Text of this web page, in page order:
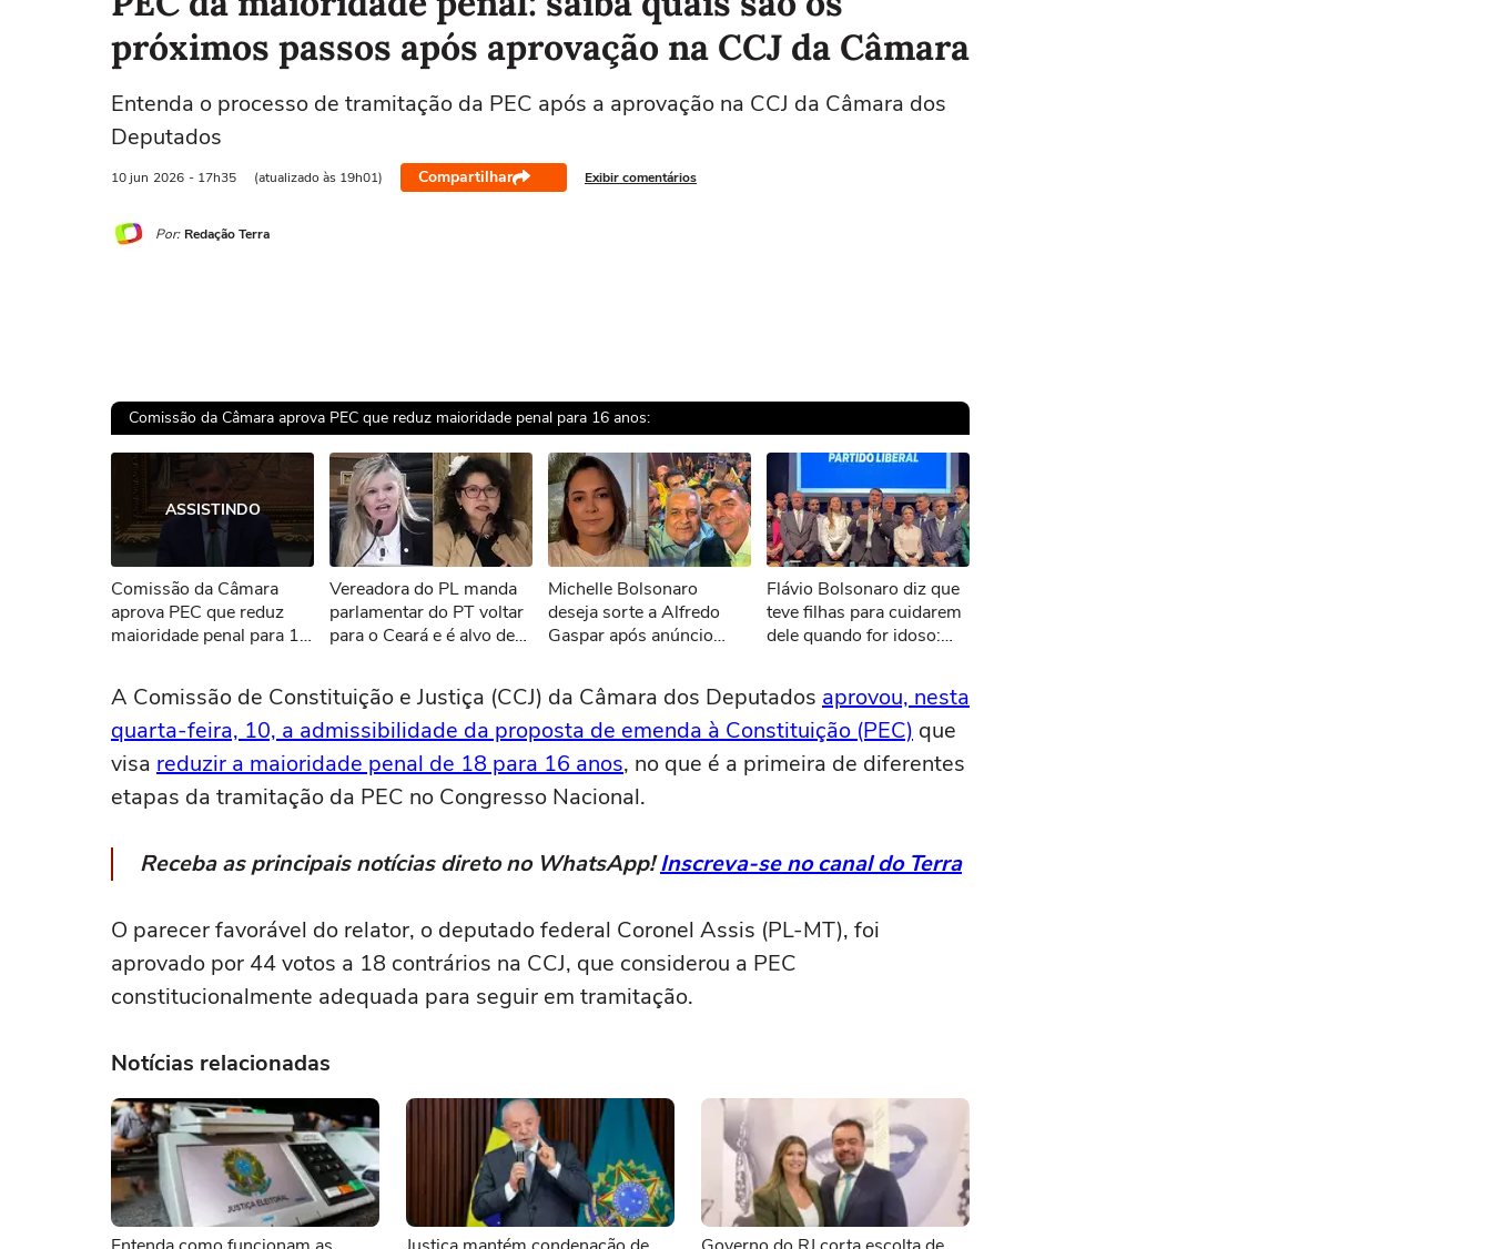
próximos passos após aprovação na CCJ da Câmara
Entenda o processo de tramitação da PEC após a aprovação na CCJ da Câmara dos
Deputados
10 jun 2026 - 17h35 (atualizado às 19h01) Compartilhar Exibir comentários
Por: Redação Terra
Comissão da Câmara aprova PEC que reduz maioridade penal para 16 anos:
Ops!
Não foi possível reproduzir o vídeo
Tentar novamente
ASSISTINDO
Comissão da Câmara
aprova PEC que reduz
maioridade penal para 16
Vereadora do PL manda
parlamentar do PT voltar
para o Ceará e é alvo de
encher o saco aqui'
Michelle Bolsonaro
deseja sorte a Alfredo
Gaspar após anúncio
'Todos unidos'
Flávio Bolsonaro diz que
teve filhas para cuidarem
dele quando for idoso:
A Comissão de Constituição e Justiça (CCJ) da Câmara dos Deputados aprovou, nesta
quarta-feira, 10, a admissibilidade da proposta de emenda à Constituição (PEC) que
visa reduzir a maioridade penal de 18 para 16 anos, no que é a primeira de diferentes
etapas da tramitação da PEC no Congresso Nacional.
Receba as principais notícias direto no WhatsApp!Inscreva-se no canal do Terra
O parecer favorável do relator, o deputado federal Coronel Assis (PL-MT), foi
aprovado por 44 votos a 18 contrários na CCJ, que considerou a PEC
constitucionalmente adequada para seguir em tramitação.
Notícias relacionadas